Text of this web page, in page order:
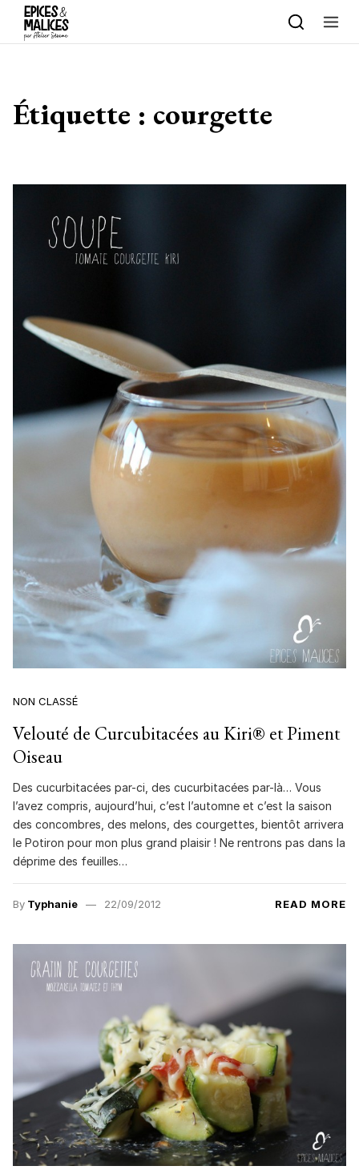
Skip to content
Étiquette : courgette
NON CLASSÉ
Velouté de Curcubitacées au Kiri® et Piment
Oiseau
Des cucurbitacées par-ci, des cucurbitacées par-là… Vous
l’avez compris, aujourd’hui, c’est l’automne et c’est la saison
des concombres, des melons, des courgettes, bientôt arrivera
le Potiron pour mon plus grand plaisir ! Ne rentrons pas dans la
déprime des feuilles…
By Typhanie 22/09/2012 READ MORE